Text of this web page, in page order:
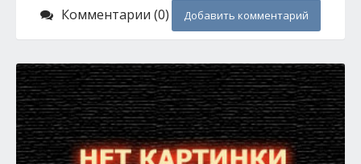
Комментарии (0) Добавить комментарий